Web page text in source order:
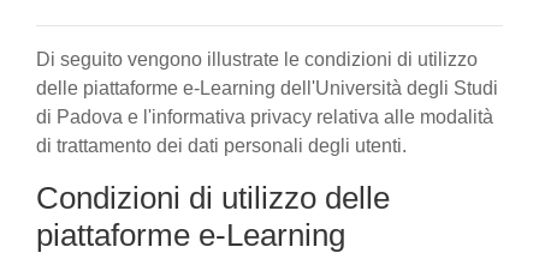
Di seguito vengono illustrate le condizioni di utilizzo
delle piattaforme e-Learning dell'Università degli Studi
di Padova e l'informativa privacy relativa alle modalità
di trattamento dei dati personali degli utenti.
Condizioni di utilizzo delle
piattaforme e-Learning